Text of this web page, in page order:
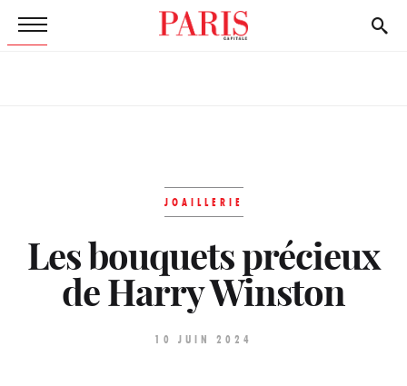
JOAILLERIE
Les bouquets précieux
de Harry Winston
10 JUIN 2024